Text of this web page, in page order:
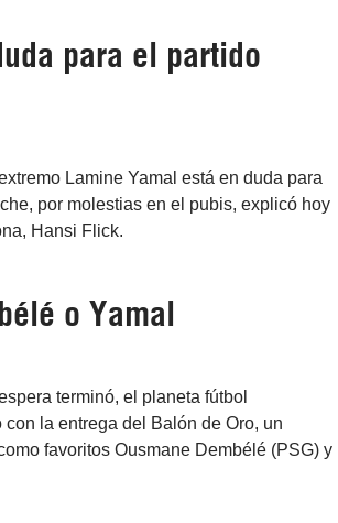
para el partido
Lamine Yamal está en duda para
por molestias en el pubis, explicó hoy
Hansi Flick.
o Yamal
terminó, el planeta fútbol
la entrega del Balón de Oro, un
favoritos Ousmane Dembélé (PSG) y